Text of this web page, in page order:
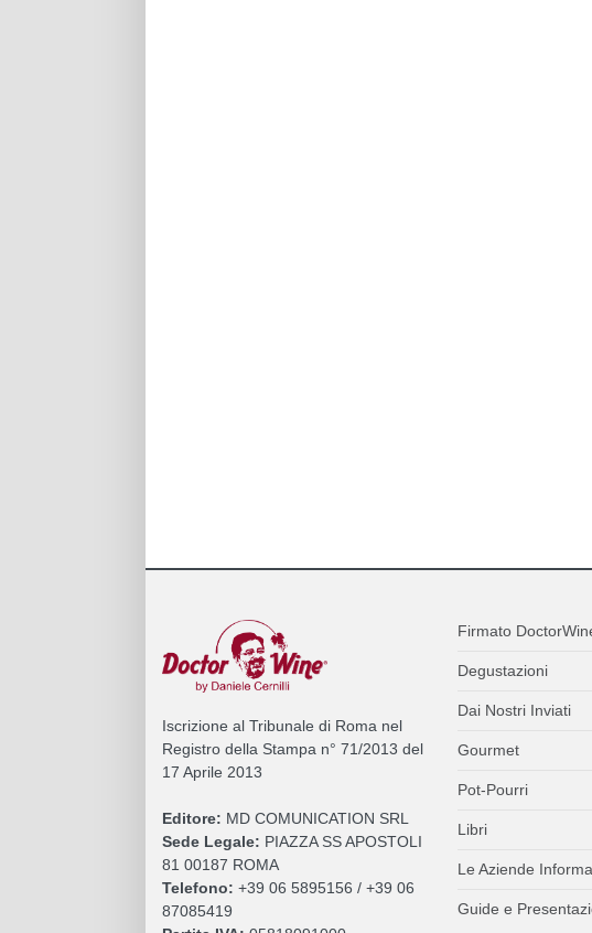
Iscrizione al Tribunale di Roma nel
Registro della Stampa n° 71/2013 del
17 Aprile 2013
Editore: MD COMUNICATION SRL
Sede Legale: PIAZZA SS APOSTOLI
81 00187 ROMA
Telefono: +39 06 5895156 / +39 06
87085419
Firmato
Degustazioni
Dai Nostri Inviati
Gourmet
Pot-Pourri
Libri
Le Aziende
Guide e